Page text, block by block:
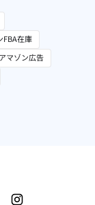
FBA在庫
アマゾン広告